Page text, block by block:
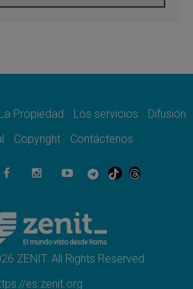
todo el Uruguay
La revolución del Evangelio
en Ceuta: caridad y esperanza
del Papa a Perú será un tiempo de
y esperanza
La Propiedad Los servicios
Difusión
Copyright Contáctenos
ZENIT. All Rights Reserved.
es.zenit.org